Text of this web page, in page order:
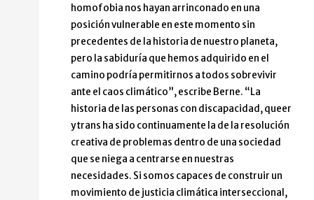
homofobia nos hayan arrinconado en una
posición vulnerable en este momento sin
precedentes de la historia de nuestro planeta,
pero la sabiduría que hemos adquirido en el
camino podría permitirnos a todos sobrevivir
ante el caos climático”, escribe Berne. “La
historia de las personas con discapacidad, queer
y trans ha sido continuamente la de la resolución
creativa de problemas dentro de una sociedad
que se niega a centrarse en nuestras
necesidades. Si somos capaces de construir un
movimiento de justicia climática interseccional,